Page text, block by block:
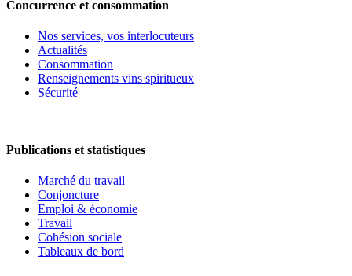
Concurrence et consommation
Nos services, vos interlocuteurs
Actualités
Consommation
Renseignements vins spiritueux
Sécurité
Publications et statistiques
Marché du travail
Conjoncture
Emploi & économie
Travail
Cohésion sociale
Tableaux de bord